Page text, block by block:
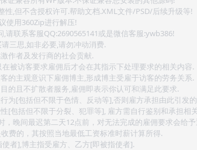
性,但不含授权许可.帮助文档.XML文件/PSD/后续升级等!
使用360Zip进行解压!
请联系客服QQ:2690565141或是微信客服:ywb386!
三思,如非必要,请勿冲动消费.
作者及发行商的社会贡献.
被访客要求雇佣后才会在其指示下处理要求的相关内容.
的主观意识下雇佣博主,形成博主受雇于访客的劳务关系.
的且不扩散者服务,雇佣即表示你认可和满足此要求.
为[包括但不限于色情、反动等],否则雇方承担由此引发
[包括但不限于分裂、犯罪等], 雇方需自行鉴别和承担相
晚间最迟第二天12点前，对无法完成的雇佣要求会给予
费的，其按照当地最低工资标准时薪计算所得.
者],博主指受雇方、乙方[即被指使者].